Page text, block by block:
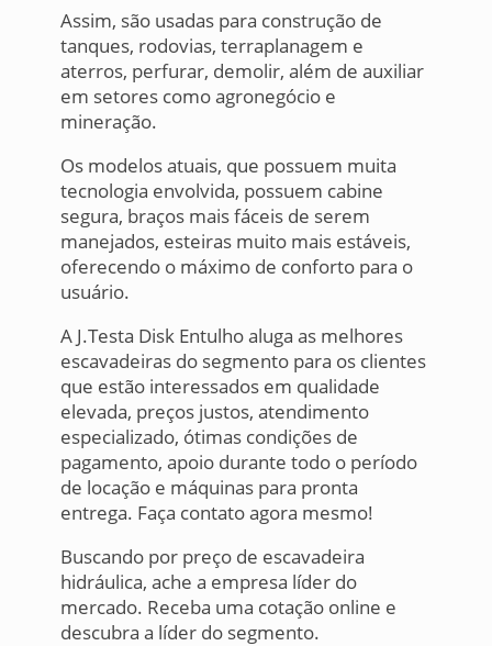
Assim, são usadas para construção de
tanques, rodovias, terraplanagem e
aterros, perfurar, demolir, além de auxiliar
em setores como agronegócio e
mineração.
Os modelos atuais, que possuem muita
tecnologia envolvida, possuem cabine
segura, braços mais fáceis de serem
manejados, esteiras muito mais estáveis,
oferecendo o máximo de conforto para o
usuário.
A J.Testa Disk Entulho aluga as melhores
escavadeiras do segmento para os clientes
que estão interessados em qualidade
elevada, preços justos, atendimento
especializado, ótimas condições de
pagamento, apoio durante todo o período
de locação e máquinas para pronta
entrega. Faça contato agora mesmo!
Buscando por preço de escavadeira
hidráulica, ache a empresa líder do
mercado. Receba uma cotação online e
descubra a líder do segmento.